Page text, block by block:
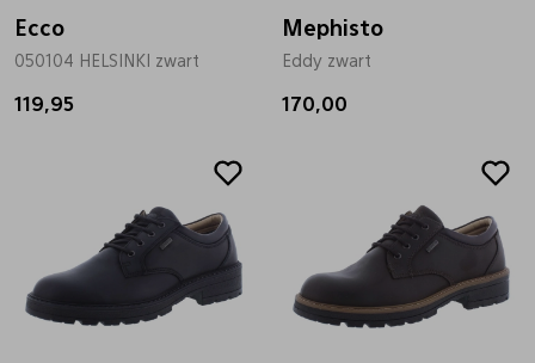
Ecco
050104 HELSINKI zwart
119,95
Mephisto
Eddy zwart
170,00